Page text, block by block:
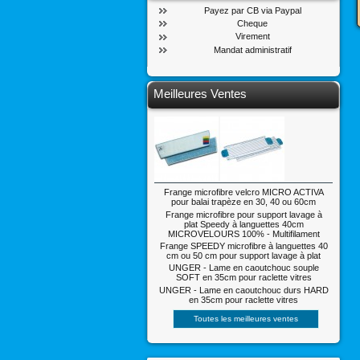
Payez par CB via Paypal
Cheque
Virement
Mandat administratif
Meilleures Ventes
Frange microfibre velcro MICRO ACTIVA
pour balai trapèze en 30, 40 ou 60cm
Frange microfibre pour support lavage à
plat Speedy à languettes 40cm
MICROVELOURS 100% - Multifilament
Frange SPEEDY microfibre à languettes 40
cm ou 50 cm pour support lavage à plat
UNGER - Lame en caoutchouc souple
SOFT en 35cm pour raclette vitres
UNGER - Lame en caoutchouc durs HARD
en 35cm pour raclette vitres
Toutes les meilleures ventes